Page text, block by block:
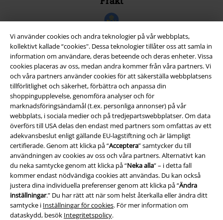
Vi använder cookies och andra teknologier på vår webbplats,
kollektivt kallade “cookies". Dessa teknologier tillåter oss att samla in
information om användare, deras beteende och deras enheter. Vissa
cookies placeras av oss, medan andra kommer från våra partners. Vi
och våra partners använder cookies för att säkerställa webbplatsens
tillförlitlighet och säkerhet, förbättra och anpassa din
shoppingupplevelse, genomföra analyser och för
marknadsföringsändamål (t.ex. personliga annonser) på vår
webbplats, i sociala medier och på tredjepartswebbplatser. Om data
överförs till USA delas den endast med partners som omfattas av ett
adekvansbeslut enligt gällande EU-lagstiftning och är lämpligt
certifierade. Genom att klicka på “Acceptera” samtycker du till
användningen av cookies av oss och våra partners. Alternativt kan
du neka samtycke genom att klicka på “Neka alla” – i detta fall
kommer endast nödvändiga cookies att användas. Du kan också
justera dina individuella preferenser genom att klicka på “Ändra
inställningar.” Du har rätt att när som helst återkalla eller ändra ditt
samtycke i Inställningar för cookies. För mer information om
dataskydd, besök Integritetspolicy.
EMP-appen
Ladda ner EMP-appen nu och ta del av många fördelar!
A Warner Music Group Company